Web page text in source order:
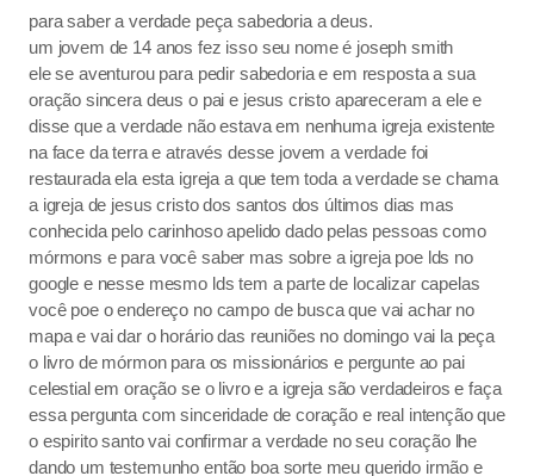
para saber a verdade peça sabedoria a deus.
um jovem de 14 anos fez isso seu nome é joseph smith
ele se aventurou para pedir sabedoria e em resposta a sua
oração sincera deus o pai e jesus cristo apareceram a ele e
disse que a verdade não estava em nenhuma igreja existente
na face da terra e através desse jovem a verdade foi
restaurada ela esta igreja a que tem toda a verdade se chama
a igreja de jesus cristo dos santos dos últimos dias mas
conhecida pelo carinhoso apelido dado pelas pessoas como
mórmons e para você saber mas sobre a igreja poe lds no
google e nesse mesmo lds tem a parte de localizar capelas
você poe o endereço no campo de busca que vai achar no
mapa e vai dar o horário das reuniões no domingo vai la peça
o livro de mórmon para os missionários e pergunte ao pai
celestial em oração se o livro e a igreja são verdadeiros e faça
essa pergunta com sinceridade de coração e real intenção que
o espirito santo vai confirmar a verdade no seu coração lhe
dando um testemunho então boa sorte meu querido irmão e